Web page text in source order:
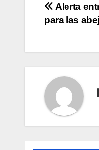
de
Alerta
para las